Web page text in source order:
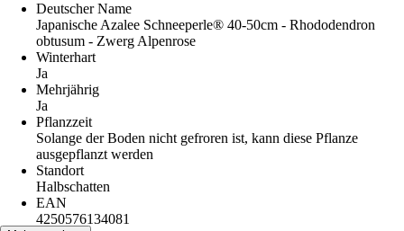
Deutscher Name
Japanische Azalee Schneeperle® 40-50cm - Rhododendron
obtusum - Zwerg Alpenrose
Winterhart
Ja
Mehrjährig
Ja
Pflanzzeit
Solange der Boden nicht gefroren ist, kann diese Pflanze
ausgepflanzt werden
Standort
Halbschatten
EAN
4250576134081